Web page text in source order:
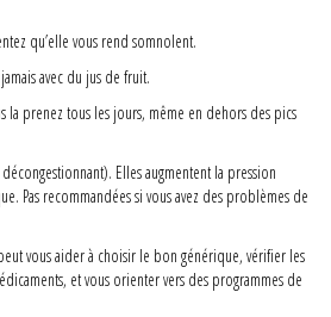
qu’elle vous rend somnolent.
avec du jus de fruit.
la prenez tous les jours, même en dehors des pics
Elles augmentent la pression
Pas recommandées si vous avez des problèmes de
vous aider à choisir le bon générique, vérifier les
et vous orienter vers des programmes de